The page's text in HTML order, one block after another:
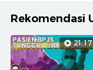
Rekomendasi
21:17